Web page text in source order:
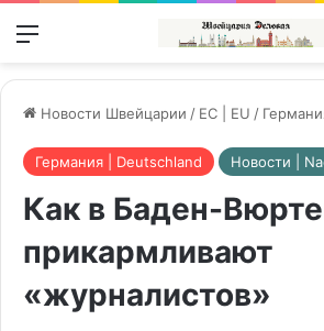
Меню
Новости Швейцарии / ЕС | EU /
Германия | Deutschland Новости |
Как в Баден-
прикармливают
«журналистов»